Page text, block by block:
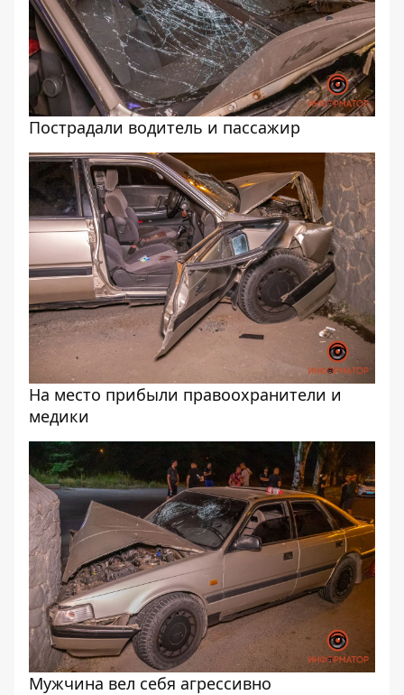
Пострадали водитель и пассажир
На место прибыли правоохранители и
медики
Мужчина вел себя агрессивно